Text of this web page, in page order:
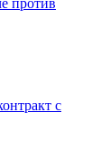
против
с